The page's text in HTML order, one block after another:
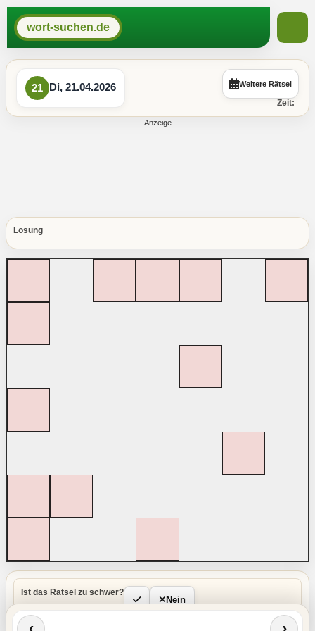
wort-suchen.de
21 Di, 21.04.2026 Weitere Rätsel
Zeit:
Lösung
Ist das Rätsel zu schwer?
Nein